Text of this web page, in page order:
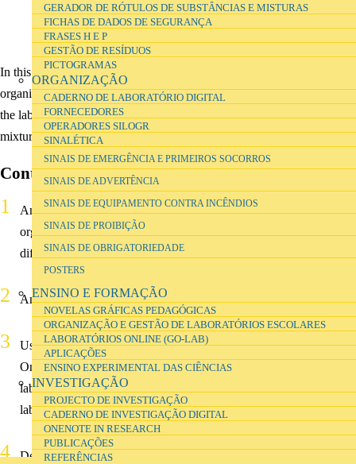
GERADOR DE RÓTULOS DE SUBSTÂNCIAS E MISTURAS
FICHAS DE DADOS DE SEGURANÇA
FRASES H E P
GESTÃO DE RESÍDUOS
PICTOGRAMAS
ORGANIZAÇÃO
CADERNO DE LABORATÓRIO DIGITAL
FORNECEDORES
OPERADORES SILOGR
SINALÉTICA
SINAIS DE EMERGÊNCIA E PRIMEIROS SOCORROS
SINAIS DE ADVERTÊNCIA
SINAIS DE EQUIPAMENTO CONTRA INCÊNDIOS
SINAIS DE PROIBIÇÃO
SINAIS DE OBRIGATORIEDADE
POSTERS
ENSINO E FORMAÇÃO
NOVELAS GRÁFICAS PEDAGÓGICAS
ORGANIZAÇÃO E GESTÃO DE LABORATÓRIOS ESCOLARES
LABORATÓRIOS ONLINE (GO-LAB)
APLICAÇÕES
ENSINO EXPERIMENTAL DAS CIÊNCIAS
INVESTIGAÇÃO
PROJECTO DE INVESTIGAÇÃO
CADERNO DE INVESTIGAÇÃO DIGITAL
ONENOTE IN RESEARCH
PUBLICAÇÕES
REFERÊNCIAS
In this online course, you will be able to carry out a set of activities,
organized in 3 sessions, which will help the science group to organise
the laboratories, their equipment and materials, substances and
mixtures, waste, etc. The contents of the sessions are as follows:
Contents
Analyse reference laboratories and prep rooms concerning its
organisation and management, discussing their adaptation to
different local realities;
Analyse relevant literature related to the subject;
Using a template provided for a digital notebook in Microsoft
Onenote, designed for the organisation and management of
laboratories, apply a plan for the organization and management of
laboratories.
Develop and adapt resources to support the organisation and